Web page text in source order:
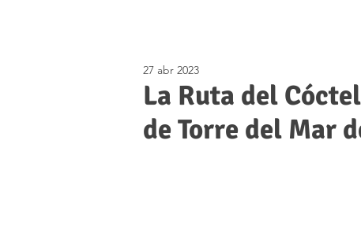
La Ruta del
de Torre del Mar
27 abr 2023